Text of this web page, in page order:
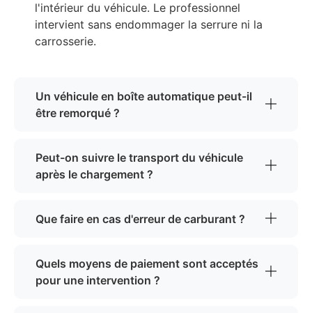
l'intérieur du véhicule. Le professionnel
intervient sans endommager la serrure ni la
carrosserie.
Un véhicule en boîte automatique peut-il
être remorqué ?
Peut-on suivre le transport du véhicule
après le chargement ?
Que faire en cas d'erreur de carburant ?
Quels moyens de paiement sont acceptés
pour une intervention ?